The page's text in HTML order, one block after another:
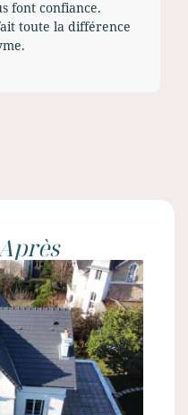
font confiance.
toute la différence